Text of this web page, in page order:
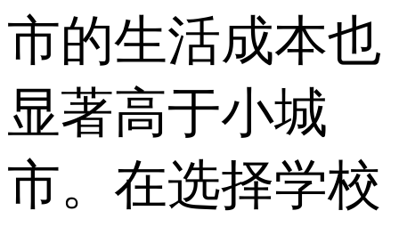
市的生活成本也
显著高于小城
市。在选择学校